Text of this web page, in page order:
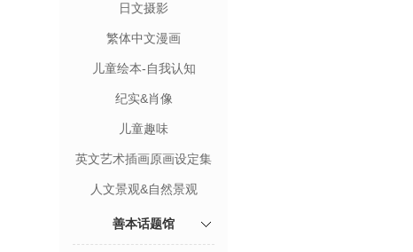
日文摄影
繁体中文漫画
儿童绘本-自我认知
纪实&肖像
儿童趣味
英文艺术插画原画设定集
人文景观&自然景观
善本话题馆